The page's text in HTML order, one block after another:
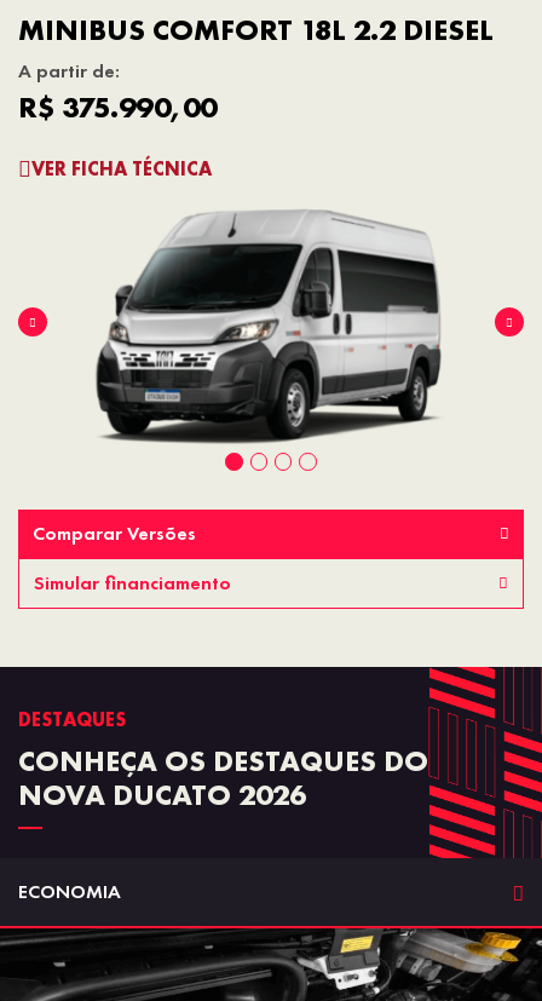
MINIBUS COMFORT 18L 2.2 DIESEL
A partir de:
R$ 375.990,00
VER FICHA TÉCNICA
Comparar Versões
Simular financiamento
DESTAQUES
CONHEÇA OS DESTAQUES DO
NOVA DUCATO 2026
ECONOMIA